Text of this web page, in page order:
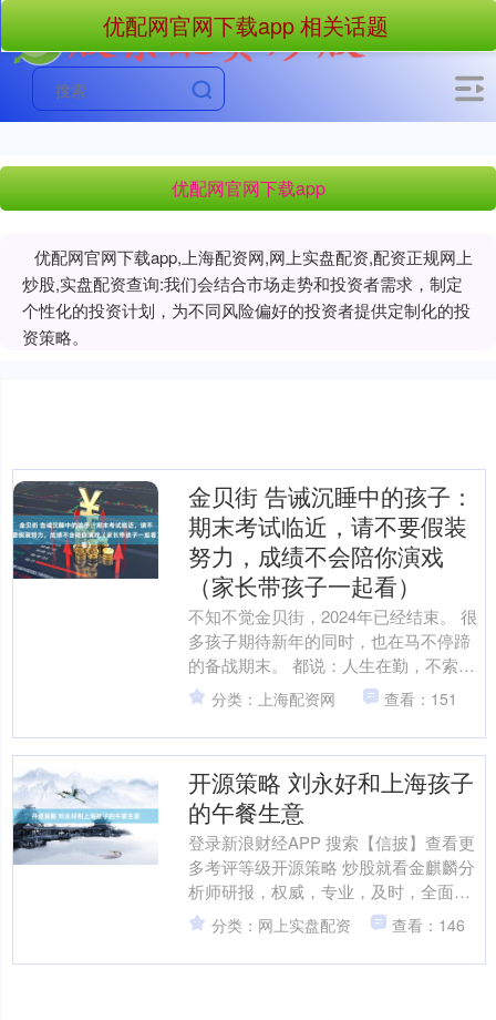
优配网官网下载app
优配网官网下载app,上海配资网,网上实盘配资,配资正规网上
炒股,实盘配资查询:我们会结合市场走势和投资者需求，制定
个性化的投资计划，为不同风险偏好的投资者提供定制化的投
资策略。
优配网官网下载app 相关话题
金贝街 告诫沉睡中的孩子：
期末考试临近，请不要假装
努力，成绩不会陪你演戏
（家长带孩子一起看）
不知不觉金贝街，2024年已经结束。 很
多孩子期待新年的同时，也在马不停蹄
的备战期末。 都说：人生在勤，不索何
获。 学习路上，没有捷径可走，那些企
图在考试前夕短....
分类：上海配资网 查看：151
开源策略 刘永好和上海孩子
的午餐生意
登录新浪财经APP 搜索【信披】查看更
多考评等级开源策略 炒股就看金麒麟分
析师研报，权威，专业，及时，全面，
助您挖掘潜力主题机会！ 来源 |元素
elements....
分类：网上实盘配资 查看：146